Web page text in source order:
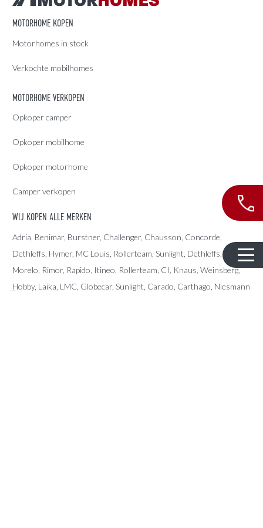
MOTORHOME KOPEN
Motorhomes in stock
Verkochte mobilhomes
MOTORHOME VERKOPEN
Opkoper camper
Opkoper mobilhome
Opkoper motorhome
Camper verkopen
WIJ KOPEN ALLE MERKEN
Adria , Benimar, Burstner, Challenger, Chausson, Concorde,
Dethleffs Hymer, MC Louis , Rollerteam, Sunlight, Dethleffs,
Morelo, Rimor, Rapido, Itineo, Rollerteam, CI, Knaus, Weinsberg,
Hobby, Laika, LMC, Globecar, Sunlight, Carado, Carthago, Niesmann